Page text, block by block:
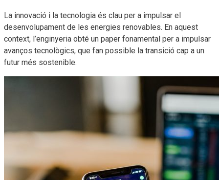
La innovació i la tecnologia és clau per a impulsar el
desenvolupament de les energies renovables. En aquest
context, l’enginyeria obté un paper fonamental per a impulsar
avanços tecnològics, que fan possible la transició cap a un
futur més sostenible.